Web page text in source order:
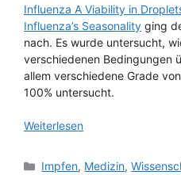
Influenza A Viability in
Influenza’s Seasonality ging
nach. Es wurde untersucht,
verschiedenen Bedingungen
allem verschiedene Grade
100% untersucht.
Weiterlesen
Kategorien
Impfen, Medizin,